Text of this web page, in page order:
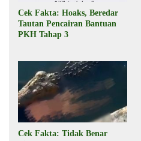
Cek Fakta: Hoaks, Beredar
Tautan Pencairan Bantuan
PKH Tahap 3
Cek Fakta: Tidak Benar